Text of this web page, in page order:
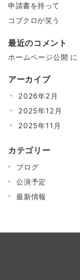
申請書を持って
コブクロが笑う
最近のコメント
ホームページ公開 に
アーカイブ
2026年2月
2025年12月
2025年11月
カテゴリー
ブログ
公演予定
最新情報